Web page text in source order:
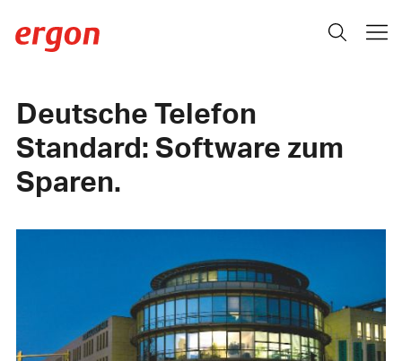
Deutsche Telefon
Standard: Software zum
Sparen.